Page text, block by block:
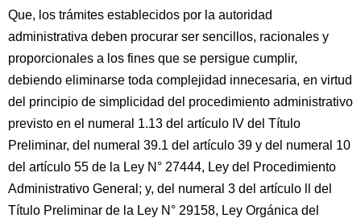
Que, los trámites establecidos por la autoridad
administrativa deben procurar ser sencillos, racionales y
proporcionales a los fines que se persigue cumplir,
debiendo eliminarse toda complejidad innecesaria, en virtud
del principio de simplicidad del procedimiento administrativo
previsto en el numeral 1.13 del artículo IV del Título
Preliminar, del numeral 39.1 del artículo 39 y del numeral 10
del artículo 55 de la Ley N° 27444, Ley del Procedimiento
Administrativo General; y, del numeral 3 del artículo ll del
Título Preliminar de la Ley N° 29158, Ley Orgánica del